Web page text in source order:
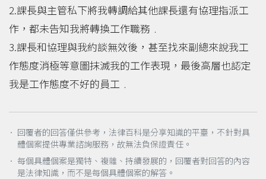
2.課長與主管私下將我轉調給其他課長還有協理指派工
作，都未告知我將轉換工作職務﹒
3.課長和協理與我約談無效後，甚至找來副總來說我工
作態度消極等意圖抹滅我的工作表現，最後高層也認定
我是工作態度不好的員工﹒
． 回覆者的回答僅供參考，法律百科是分享知識的平臺，不針對具
體個案提供專業諮詢服務，故無法負保證責任。
． 每個具體個案是獨特、複雜、持續發展的，回覆者對回答的內容
是法律知識，而不是每個具體個案的解答。